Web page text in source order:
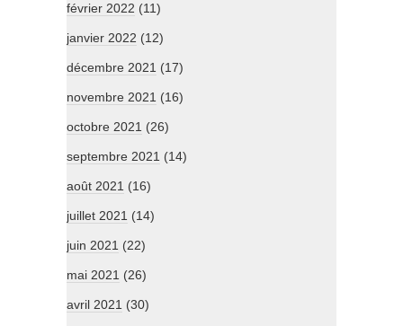
février 2022 (11)
janvier 2022 (12)
décembre 2021 (17)
novembre 2021 (16)
octobre 2021 (26)
septembre 2021 (14)
août 2021 (16)
juillet 2021 (14)
juin 2021 (22)
mai 2021 (26)
avril 2021 (30)